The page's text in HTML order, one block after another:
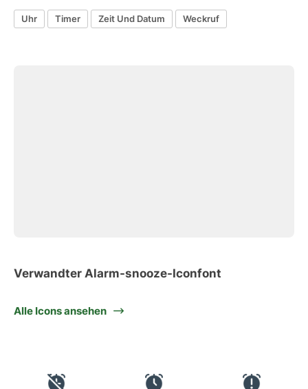
Uhr Timer Zeit Und Datum Weckruf
Verwandter Alarm-snooze-Iconfont
Alle Icons ansehen